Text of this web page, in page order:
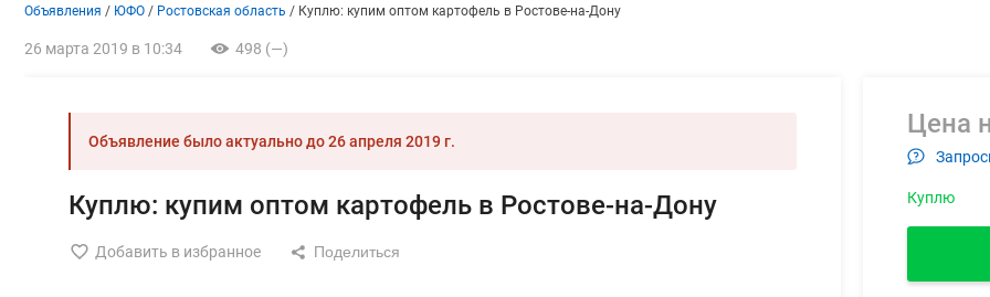
Объявление: Куплю: купим оптом картофель в Ростове-на-
Информация о объявлении
Навигация и управление объявлением
Объявления ЮФО Ростовская область Куплю: купим оптом картофель в Ростове-на-Дону
26 марта 2019 в 10:34 498 (—)
Объявление было актуально до26 апреля 2019 г.
Куплю: купим оптом картофель в Ростове-на-Дону
Добавить в избранное
Цена
Куплю